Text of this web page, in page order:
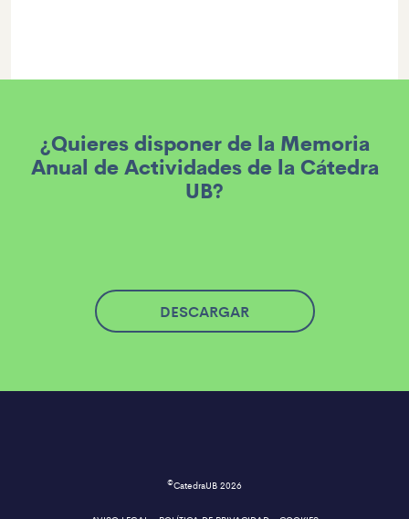
¿Quieres disponer de la Memoria
Anual de Actividades de la Cátedra
UB?
DESCARGAR
©CatedraUB 2026